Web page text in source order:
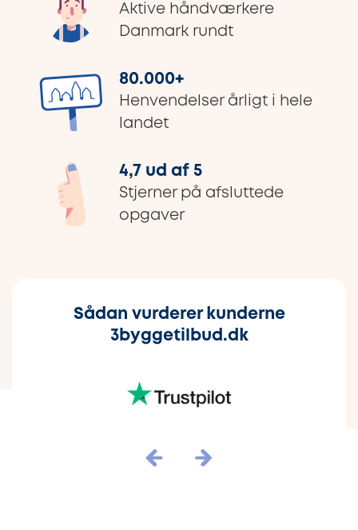
Aktive håndværkere
Danmark rundt
80.000+
Henvendelser årligt i hele
landet
4,7 ud af 5
Stjerner på afsluttede
opgaver
Sådan vurderer kunderne
3byggetilbud.dk